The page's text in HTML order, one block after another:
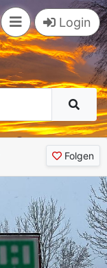
Login
Folgen